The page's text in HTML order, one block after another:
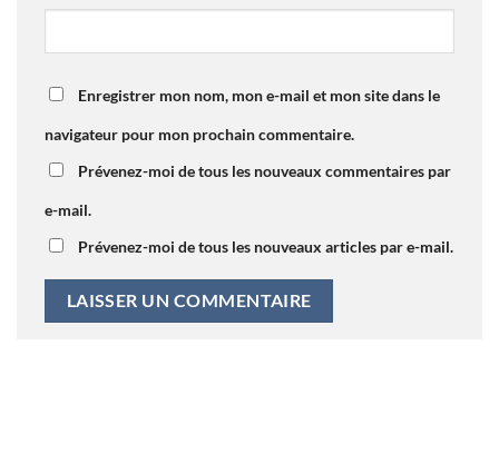
Enregistrer mon nom, mon e-mail et mon site dans le
navigateur pour mon prochain commentaire.
Prévenez-moi de tous les nouveaux commentaires par
e-mail.
Prévenez-moi de tous les nouveaux articles par e-mail.